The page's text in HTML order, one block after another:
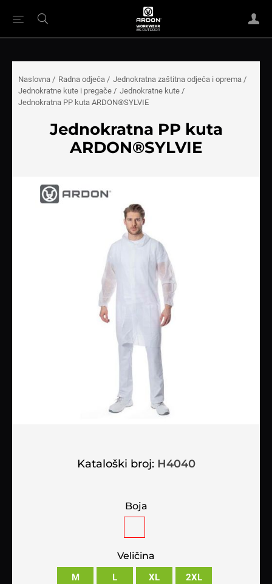
Naslovna / Radna odjeća / Jednokratna zaštitna odjeća i oprema /
Jednokratne kute i pregače / Jednokratne kute /
Jednokratna PP kuta ARDON®SYLVIE
Jednokratna PP kuta
ARDON®SYLVIE
Kataloški broj: H4040
Boja
Veličina
M L XL 2XL